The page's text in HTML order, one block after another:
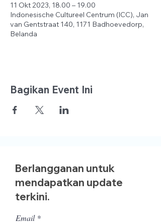
11 Okt 2023, 18.00 – 19.00
Indonesische Cultureel Centrum (ICC), Jan
van Gentstraat 140, 1171 Badhoevedorp,
Belanda
Bagikan Event Ini
Berlangganan untuk
mendapatkan update
terkini.
Email